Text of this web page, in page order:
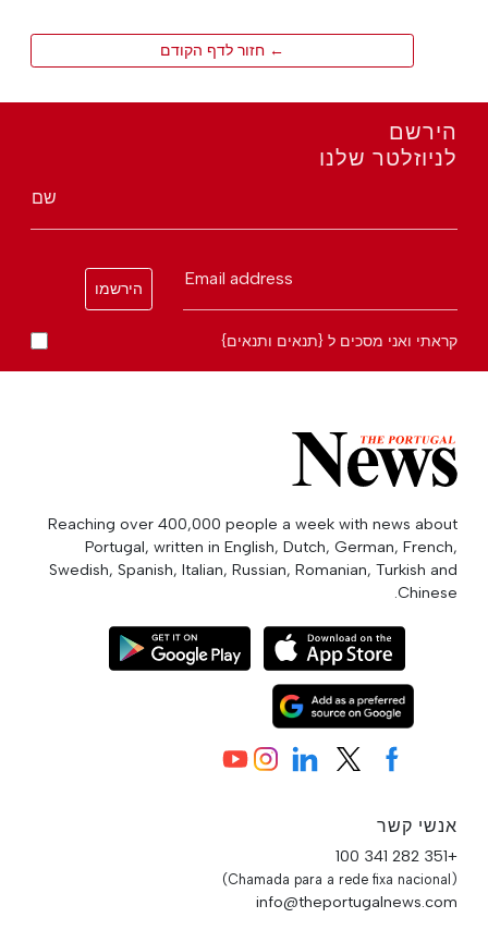
← חזור לדף הקודם
הירשם
לניוזלטר שלנו
שם
Email address
הירשמו
קראתי ואני מסכים ל {תנאים ותנאים}
Reaching over 400,000 people a week with news about
Portugal, written in English, Dutch, German, French,
Swedish, Spanish, Italian, Russian, Romanian, Turkish and
Chinese.
אנשי קשר
+351 282 341 100
(Chamada para a rede fixa nacional)
info@theportugalnews.com